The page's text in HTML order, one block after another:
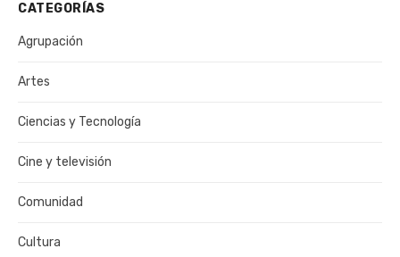
CATEGORÍAS
Agrupación
Artes
Ciencias y Tecnología
Cine y televisión
Comunidad
Cultura